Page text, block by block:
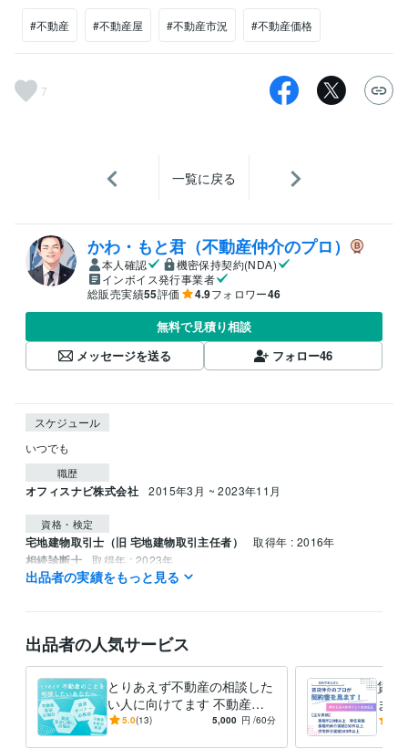
#不動産 #不動産屋 #不動産市況 #不動産価格
7
一覧に戻る
かわ・もと君（不動産仲介のプロ）
本人確認
機密保持契約(NDA)
インボイス発行事業者
総販売実績55評価 4.9フォロワー46
無料で見積り相談
メッセージを送る
フォロー46
スケジュール
いつでも
職歴
オフィスナビ株式会社 2015年3月 ~ 2023年11月
資格・検定
宅地建物取引士（旧 宅地建物取引主任者） 取得年 : 2016年
相続診断士 取得年 : 2023年
遺品整理士 取得年 : 2023年
得意分野
不動産
出品者の実績をもっと見る
出品者の人気サービス
とりあえず不動産の相談した
い人に向けてます 不動産関
係の事であればなんでも相談
5.0(13) 5,000 円 /60分
賃貸
ま
や原